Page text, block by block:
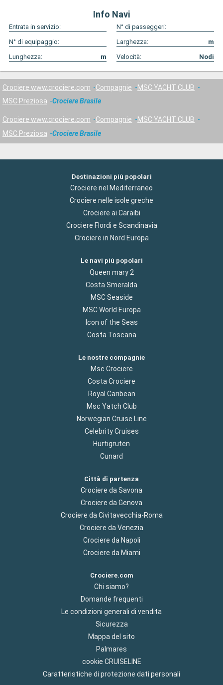
Info Navi
Entrata in servizio:
N° di passeggeri:
N° di equipaggio:
Larghezza:
m
Lunghezza:
m Velocità: Nodi
Crociere www.crociere.com Compagnie
MSC YACHT CLUB
MSC Preziosa
Crociere Brasile
Crociere www.crociere.com Compagnie
MSC YACHT CLUB
MSC Preziosa
Crociere Brasile
Destinazioni più popolari
Crociere nel Mediterraneo
Crociere nelle isole greche
Crociere ai Caraibi
Crociere Flordi e Scandinavia
Crociere in Nord Europa
Le navi più popolari
Queen mary 2
Costa Smeralda
MSC Seaside
MSC World Europa
Icon of the Seas
Costa Toscana
Le nostre compagnie
Msc Crociere
Costa Crociere
Royal Caribean
Msc Yatch Club
Norwegian Cruise Line
Celebrity Cruises
Hurtigruten
Cunard
Città di partenza
Crociere da Savona
Crociere da Genova
Crociere da Civitavecchia-Roma
Crociere da Venezia
Crociere da Napoli
Crociere da Miami
Crociere.com
Chi siamo?
Domande frequenti
Le condizioni generali di vendita
Sicurezza
Mappa del sito
Palmares
cookie CRUISELINE
Caratteristiche di protezione dati personali